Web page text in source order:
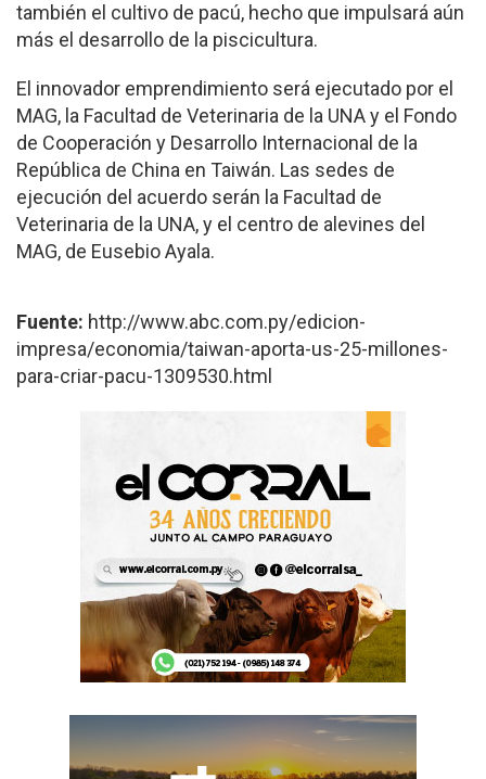
también el cultivo de pacú, hecho que impulsará aún
más el desarrollo de la piscicultura.
El innovador emprendimiento será ejecutado por el
MAG, la Facultad de Veterinaria de la UNA y el Fondo
de Cooperación y Desarrollo Internacional de la
República de China en Taiwán. Las sedes de
ejecución del acuerdo serán la Facultad de
Veterinaria de la UNA, y el centro de alevines del
MAG, de Eusebio Ayala.
Fuente: http://www.abc.com.py/edicion-
impresa/economia/taiwan-aporta-us-25-millones-
para-criar-pacu-1309530.html